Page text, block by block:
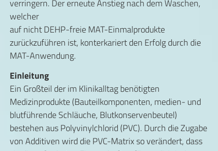
verringern. Der erneute Anstieg nach dem Waschen,
welcher
auf nicht DEHP-freie MAT-Einmalprodukte
zurückzuführen ist, konterkariert den Erfolg durch die
MAT-Anwendung.
Einleitung
Ein Großteil der im Klinikalltag benötigten
Medizinprodukte (Bauteilkomponenten, medien- und
blutführende Schläuche, Blutkonservenbeutel)
bestehen aus Polyvinylchlorid (PVC). Durch die Zugabe
von Additiven wird die PVC-Matrix so verändert, dass